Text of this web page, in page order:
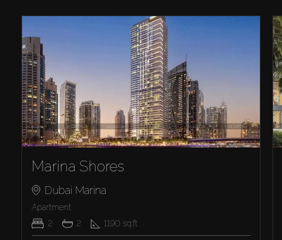
Marina Shores
Dubai Marina
Appartement
2
2 1190 sq.ft